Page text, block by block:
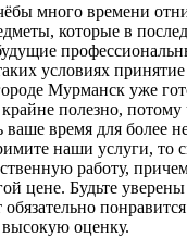
много времени
которые в
условиях
Мурманск уже
полезно,
ваше время для более
наши услуги, то
работу,
цене. Будьте
обязательно
оценку.